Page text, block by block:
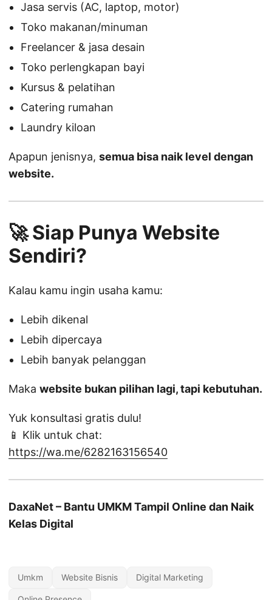
Jasa servis (AC, laptop, motor)
Toko makanan/minuman
Freelancer & jasa desain
Toko perlengkapan bayi
Kursus & pelatihan
Catering rumahan
Laundry kiloan
Apapun jenisnya, semua bisa naik level dengan
website.
🚀 Siap Punya Website
Sendiri?
Kalau kamu ingin usaha kamu:
Lebih dikenal
Lebih dipercaya
Lebih banyak pelanggan
Maka website bukan pilihan lagi, tapi kebutuhan.
Yuk konsultasi gratis dulu!
📱 Klik untuk chat:
https://wa.me/6282163156540
DaxaNet – Bantu UMKM Tampil Online dan Naik
Kelas Digital
Umkm Website Bisnis Digital Marketing